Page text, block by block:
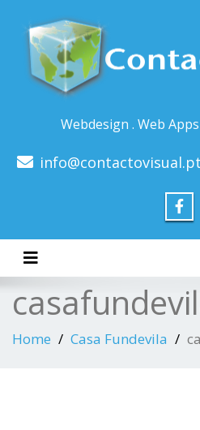
Webdesign . Web
info@contactovisual.pt
Toggle navigation
Home Casa Fundevila